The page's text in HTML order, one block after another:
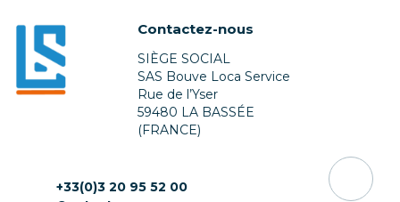
Contactez-nous
SIÈGE SOCIAL
SAS Bouve Loca Service
Rue de l’Yser
59480 LA BASSÉE
(FRANCE)
+33(0)3 20 95 52 00